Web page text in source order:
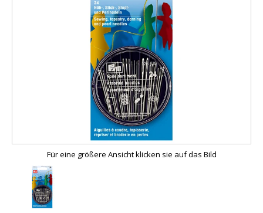
Für eine größere Ansicht klicken sie auf das Bild